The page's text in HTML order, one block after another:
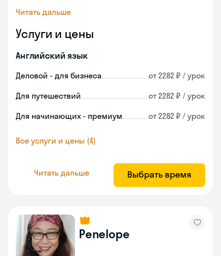
Читать дальше
Услуги и цены
Английский язык
Деловой - для бизнеса от 2282 ₽ / урок
Для путешествий от 2282 ₽ / урок
Для начинающих - премиум от 2282 ₽ / урок
Все услуги и цены (4)
Читать дальше Выбрать время
Penelope